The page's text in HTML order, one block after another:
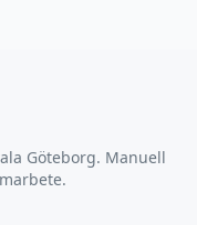
Göteborg. Manuell